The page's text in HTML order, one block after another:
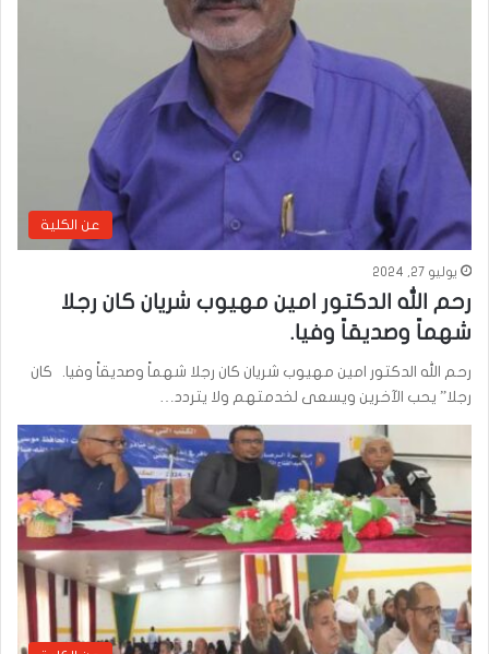
عن الكلية
يوليو 27, 2024
رحم الله الدكتور امين مهيوب شريان كان رجلا
شهماً وصديقاً وفيا.
رحم الله الدكتور امين مهيوب شريان كان رجلا شهماً وصديقاً وفيا. كان
رجلا” يحب الآخرين ويسعى لخدمتهم ولا يتردد…